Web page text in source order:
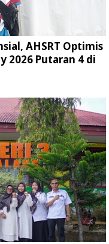
AHSRT Optimis
2026 Putaran 4 di